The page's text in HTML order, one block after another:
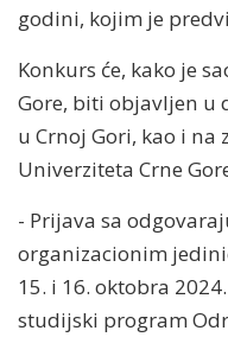
godini, kojim je
Konkurs će, kako je
Gore, biti objavljen u
u Crnoj Gori, kao i
Univerziteta Crne
- Prijava sa
organizacionim
15. i 16. oktobra
studijski program